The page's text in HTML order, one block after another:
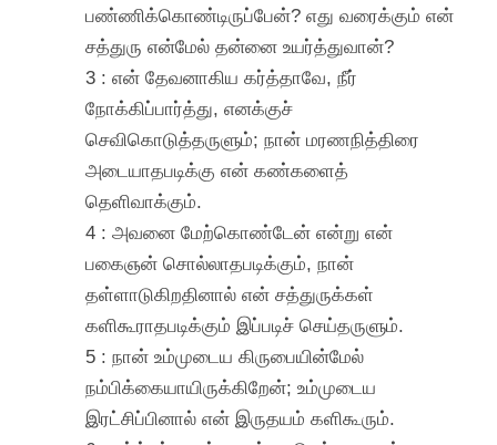
பண்ணிக்கொண்டிருப்பேன்? எது வரைக்கும் என்
சத்துரு என்மேல் தன்னை உயர்த்துவான்?
3 : என் தேவனாகிய கர்த்தாவே, நீர்
நோக்கிப்பார்த்து, எனக்குச்
செவிகொடுத்தருளும்; நான் மரணநித்திரை
அடையாதபடிக்கு என் கண்களைத்
தெளிவாக்கும்.
4 : அவனை மேற்கொண்டேன் என்று என்
பகைஞன் சொல்லாதபடிக்கும், நான்
தள்ளாடுகிறதினால் என் சத்துருக்கள்
களிகூராதபடிக்கும் இப்படிச் செய்தருளும்.
5 : நான் உம்முடைய கிருபையின்மேல்
நம்பிக்கையாயிருக்கிறேன்; உம்முடைய
இரட்சிப்பினால் என் இருதயம் களிகூரும்.